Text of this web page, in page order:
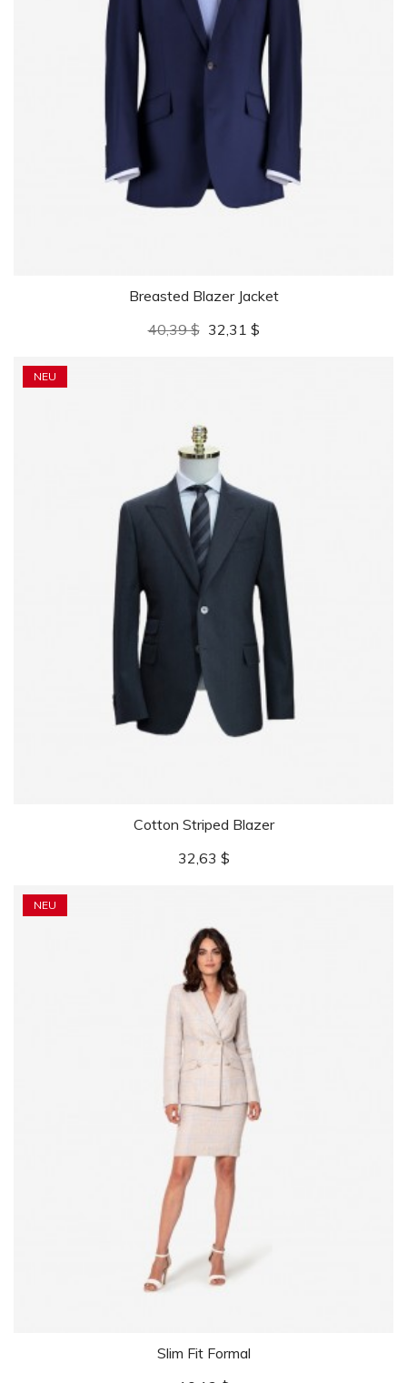
Breasted Blazer Jacket
Verkaufspreis
40,39 $ Preis
32,31 $
NEU
Cotton Striped Blazer
Preis
32,63 $
NEU
Slim Fit Formal